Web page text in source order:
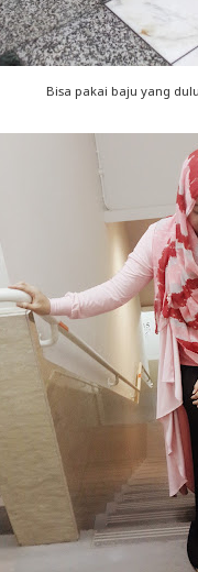
Bisa pakai baju yang